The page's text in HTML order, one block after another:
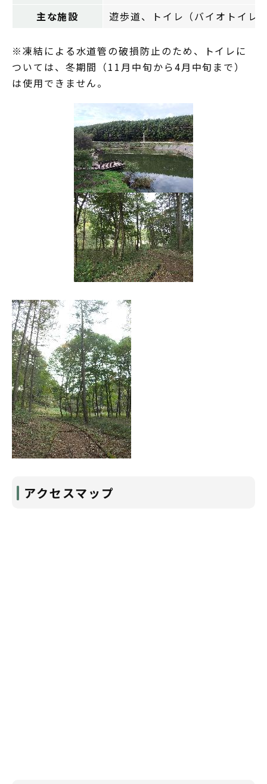
主な施設
遊歩道、トイレ（バイオトイレ
※凍結による水道管の破損防止のため、トイレに
ついては、冬期間（11月中旬から4月中旬まで）
は使用できません。
アクセスマップ